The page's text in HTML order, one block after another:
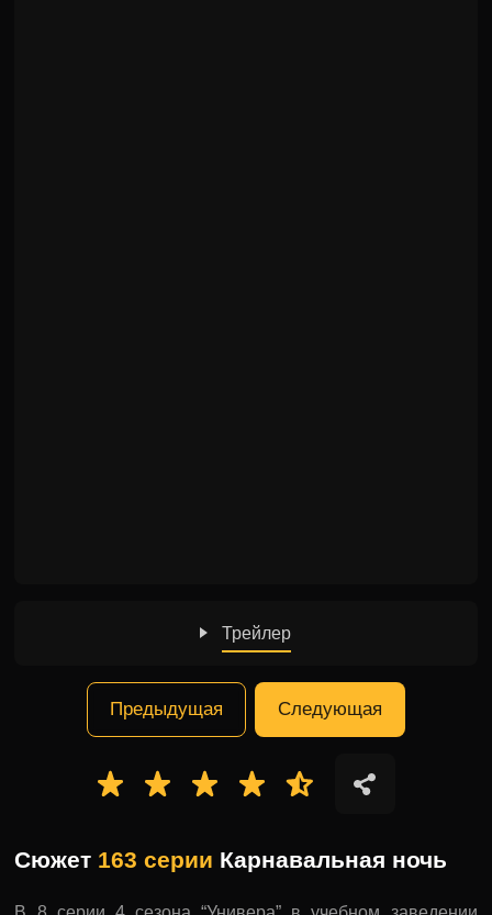
Трейлер
Предыдущая Следующая
Сюжет 163 серии Карнавальная ночь